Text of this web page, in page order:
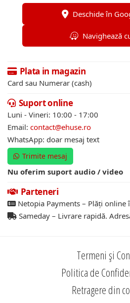
Deschide în
Navighează
Plata in magazin
Card sau Numerar (cash)
Suport online
Luni - Vineri: 10:00 - 17:00
Email: contact@ehuse.ro
WhatsApp: doar mesaj text
Trimite mesaj
Nu oferim suport audio / video
Parteneri
Netopia Payments – Plăți online
Sameday – Livrare rapidă.
Termeni și
Politica de
Retragere din